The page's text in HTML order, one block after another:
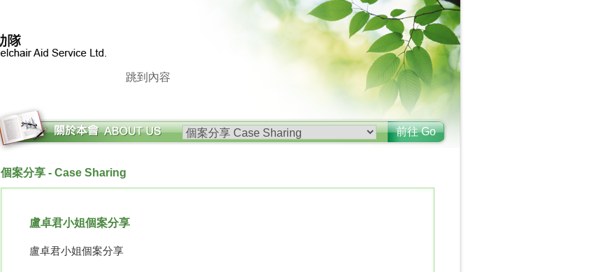
跳到內容
個案分享 - Case Sharing
盧卓君小姐個案分享
盧卓君小姐個案分享